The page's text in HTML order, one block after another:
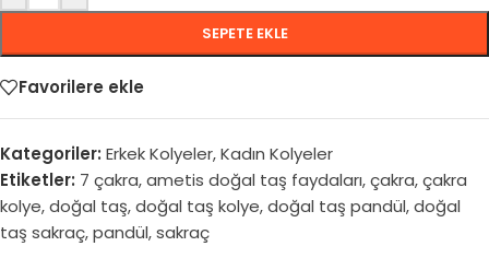
SEPETE EKLE
Favorilere ekle
Kategoriler: Erkek Kolyeler,Kadın Kolyeler
Etiketler: 7 çakra,ametis doğal taş faydaları,çakra,çakra
kolye,doğal taş,doğal taş kolye,doğal taş pandül,doğal
taş sakraç,pandül,sakraç